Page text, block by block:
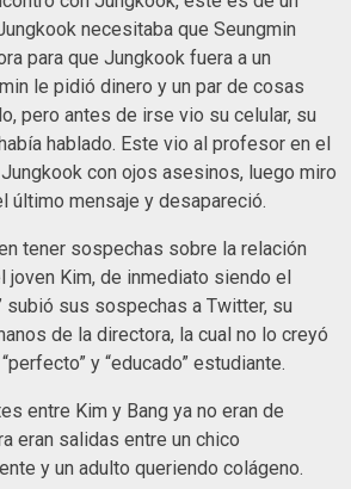
necesitaba que Seungmin
para que Jungkook fuera a un
le pidió dinero y un par de cosas
pero antes de irse vio su celular, su
hablado. Este vio al profesor en el
con ojos asesinos, luego miro
último mensaje y desapareció.
tener sospechas sobre la relación
joven Kim, de inmediato siendo el
subió sus sospechas a Twitter, su
de la directora, la cual no lo creyó
y “educado” estudiante.
entre Kim y Bang ya no eran de
eran salidas entre un chico
y un adulto queriendo colágeno.